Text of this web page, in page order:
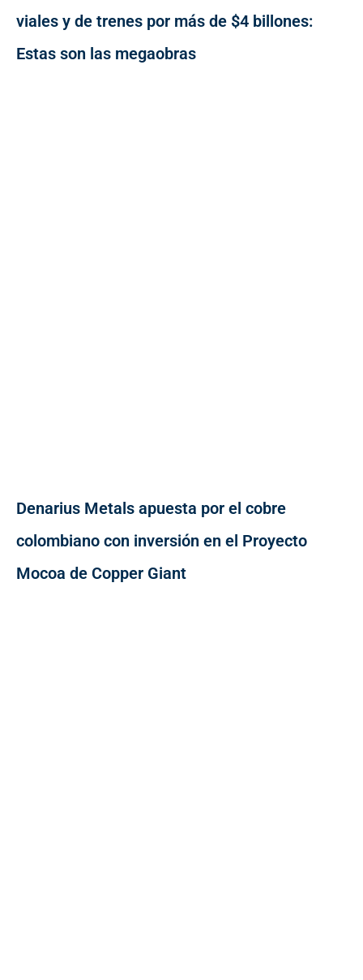
viales y de trenes por más de $4 billones:
Estas son las megaobras
Denarius Metals apuesta por el cobre
colombiano con inversión en el Proyecto
Mocoa de Copper Giant